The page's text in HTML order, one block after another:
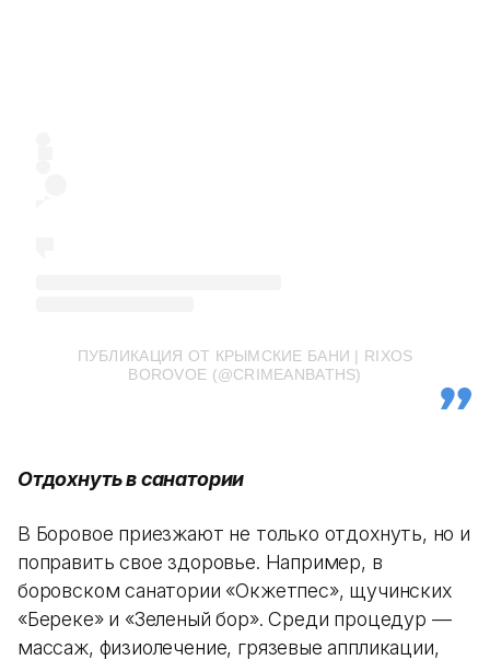
ПУБЛИКАЦИЯ ОТ КРЫМСКИЕ БАНИ | RIXOS
BOROVOE (@CRIMEANBATHS)
Отдохнуть в санатории
В Боровое приезжают не только отдохнуть, но и
поправить свое здоровье. Например, в
боровском санатории «Окжетпес», щучинских
«Береке» и «Зеленый бор». Среди процедур —
массаж, физиолечение, грязевые аппликации,